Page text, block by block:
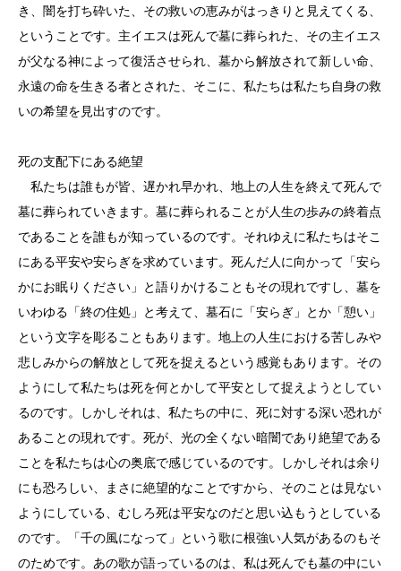
き、闇を打ち砕いた、その救いの恵みがはっきりと見えてくる、
ということです。主イエスは死んで墓に葬られた、その主イエス
が父なる神によって復活させられ、墓から解放されて新しい命、
永遠の命を生きる者とされた、そこに、私たちは私たち自身の救
いの希望を見出すのです。
死の支配下にある絶望
私たちは誰もが皆、遅かれ早かれ、地上の人生を終えて死んで
墓に葬られていきます。墓に葬られることが人生の歩みの終着点
であることを誰もが知っているのです。それゆえに私たちはそこ
にある平安や安らぎを求めています。死んだ人に向かって「安ら
かにお眠りください」と語りかけることもその現れですし、墓を
いわゆる「終の住処」と考えて、墓石に「安らぎ」とか「憩い」
という文字を彫ることもあります。地上の人生における苦しみや
悲しみからの解放として死を捉えるという感覚もあります。その
ようにして私たちは死を何とかして平安として捉えようとしてい
るのです。しかしそれは、私たちの中に、死に対する深い恐れが
あることの現れです。死が、光の全くない暗闇であり絶望である
ことを私たちは心の奥底で感じているのです。しかしそれは余り
にも恐ろしい、まさに絶望的なことですから、そのことは見ない
ようにしている、むしろ死は平安なのだと思い込もうとしている
のです。「千の風になって」という歌に根強い人気があるのもそ
のためです。あの歌が語っているのは、私は死んでも墓の中にい